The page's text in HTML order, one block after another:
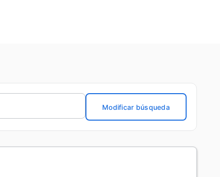
Modificar búsqueda